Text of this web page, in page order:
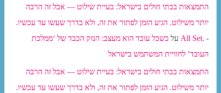
התמצאות בבתי חולים בישראל: בעיית שילוט — אבל זה הרבה
יותר משילוט. הגיע הזמן לפתור את זה, ולא בדרך שעשו עד עכשיו.
- .All Set
על כשכל עובד הוא מעצב: הנזק הכבד של ‘ממלכת
העובד’ לחוויית המשתמש בישראל
התמצאות בבתי חולים בישראל: בעיית שילוט — אבל זה הרבה
יותר משילוט. הגיע הזמן לפתור את זה, ולא בדרך שעשו עד עכשיו.